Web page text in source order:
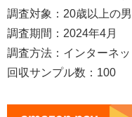
調査対象：20歳以上の
調査期間：2024年4月
調査方法：インターネッ
回収サンプル数：100